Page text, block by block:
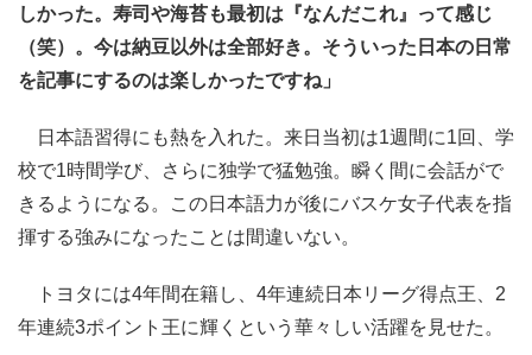
しかった。寿司や海苔も最初は『なんだこれ』って感じ
（笑）。今は納豆以外は全部好き。そういった日本の日常
を記事にするのは楽しかったですね」
日本語習得にも熱を入れた。来日当初は1週間に1回、学
校で1時間学び、さらに独学で猛勉強。瞬く間に会話がで
きるようになる。この日本語力が後にバスケ女子代表を指
揮する強みになったことは間違いない。
トヨタには4年間在籍し、4年連続日本リーグ得点王、2
年連続3ポイント王に輝くという華々しい活躍を見せた。